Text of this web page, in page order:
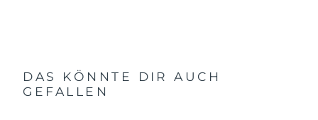
DAS KÖNNTE DIR AUCH
GEFALLEN